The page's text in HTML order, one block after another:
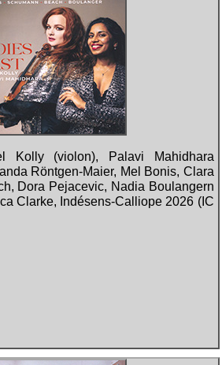
Kolly (violon), Palavi Mahidhara
Röntgen-Maier, Mel Bonis, Clara
Dora Pejacevic, Nadia Boulangern
Clarke, Indésens-Calliope 2026 (IC